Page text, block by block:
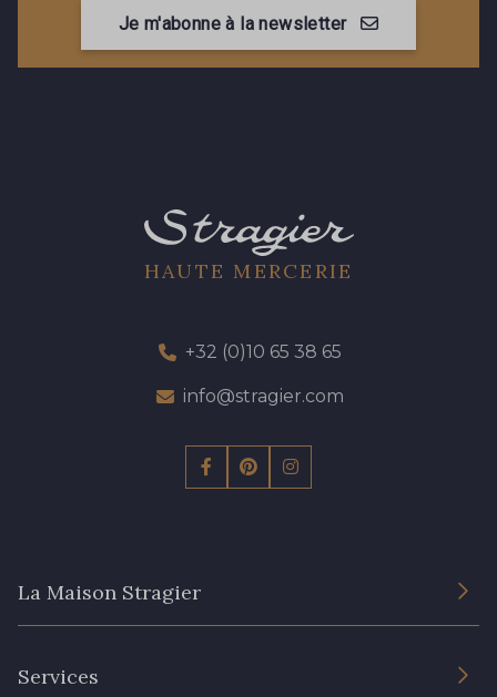
Je m'abonne à la newsletter
HAUTE MERCERIE
+32 (0)10 65 38 65
info@stragier.com
La Maison Stragier
Services